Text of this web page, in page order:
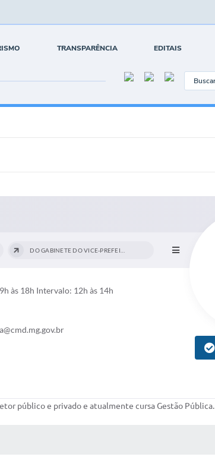
TRANSPARÊNCIA EDITAIS
às 18h Intervalo: 12h às 14h
público e privado e atualmente cursa Gestão Pública.